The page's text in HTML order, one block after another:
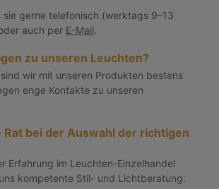
gerne telefonisch (werktags 9–13
auch per E-Mail.
zu unseren Leuchten?
wir mit unseren Produkten bestens
enge Kontakte zu unseren
Rat bei der Auswahl der richtigen
Erfahrung im Leuchten-Einzelhandel
kompetente Stil- und Lichtberatung.